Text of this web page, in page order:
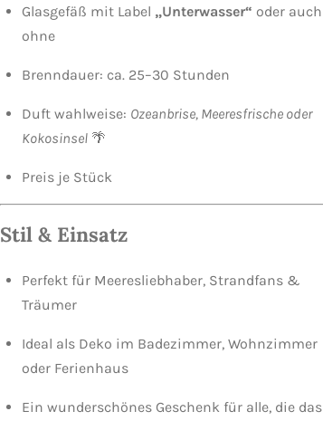
Glasgefäß mit Label „Unterwasser“ oder auch
ohne
Brenndauer: ca. 25–30 Stunden
Duft wahlweise: Ozeanbrise, Meeresfrische oder
Kokosinsel 🌴
Preis je Stück
Stil & Einsatz
Perfekt für Meeresliebhaber, Strandfans &
Träumer
Ideal als Deko im Badezimmer, Wohnzimmer
oder Ferienhaus
Ein wunderschönes Geschenk für alle, die das